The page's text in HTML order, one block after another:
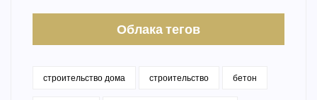
Облака тегов
строительство дома строительство бетон